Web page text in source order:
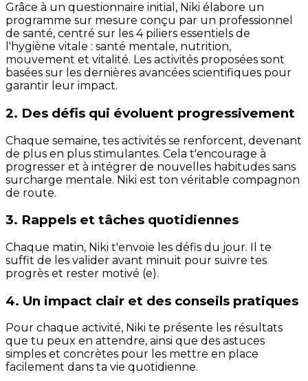
Grâce à un questionnaire initial, Niki élabore un
programme sur mesure conçu par un professionnel
de santé, centré sur les 4 piliers essentiels de
l'hygiène vitale : santé mentale, nutrition,
mouvement et vitalité. Les activités proposées sont
basées sur les dernières avancées scientifiques pour
garantir leur impact.
2. Des défis qui évoluent progressivement
Chaque semaine, tes activités se renforcent, devenant
de plus en plus stimulantes. Cela t'encourage à
progresser et à intégrer de nouvelles habitudes sans
surcharge mentale. Niki est ton véritable compagnon
de route.
3. Rappels et tâches quotidiennes
Chaque matin, Niki t'envoie les défis du jour. Il te
suffit de les valider avant minuit pour suivre tes
progrès et rester motivé (e).
4. Un impact clair et des conseils pratiques
Pour chaque activité, Niki te présente les résultats
que tu peux en attendre, ainsi que des astuces
simples et concrètes pour les mettre en place
facilement dans ta vie quotidienne.